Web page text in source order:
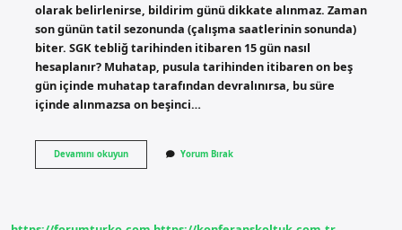
olarak belirlenirse, bildirim günü dikkate alınmaz. Zaman
son günün tatil sezonunda (çalışma saatlerinin sonunda)
biter. SGK tebliğ tarihinden itibaren 15 gün nasıl
hesaplanır? Muhatap, pusula tarihinden itibaren on beş
gün içinde muhatap tarafından devralınırsa, bu süre
içinde alınmazsa on beşinci…
Devamını okuyunTebliğden
Itibaren
Yorum Bırak